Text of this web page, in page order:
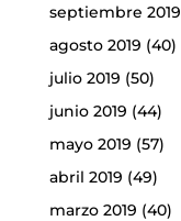
septiembre 2019
agosto 2019 (40)
julio 2019 (50)
junio 2019 (44)
mayo 2019 (57)
abril 2019 (49)
marzo 2019 (40)